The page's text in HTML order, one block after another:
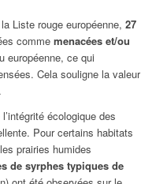
Liste rouge européenne, 27
comme menacées et/ou
européenne, ce qui
Cela souligne la valeur
écologique des
Pour certains habitats
prairies humides
de syrphes typiques de